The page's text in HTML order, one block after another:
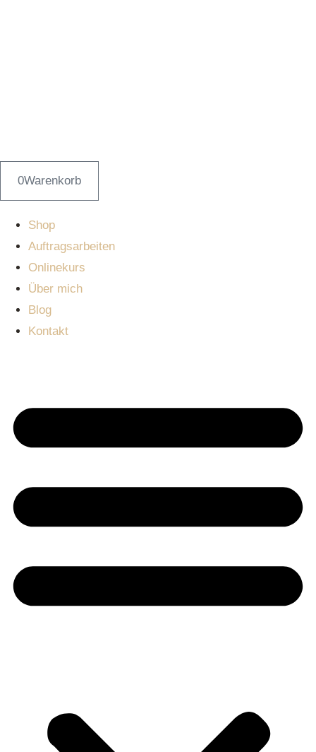
0Warenkorb
Shop
Auftragsarbeiten
Onlinekurs
Über mich
Blog
Kontakt